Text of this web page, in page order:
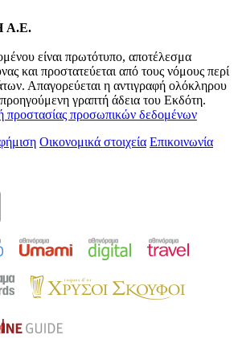
είναι πρωτότυπο, αποτέλεσμα
και προστατεύεται από τους νόμους περί
Απαγορεύεται η αντιγραφή ολόκληρου
γραπτή άδεια του Εκδότη.
προστασίας προσωπικών δεδομένων
Οικονομικά στοιχεία Επικοινωνία